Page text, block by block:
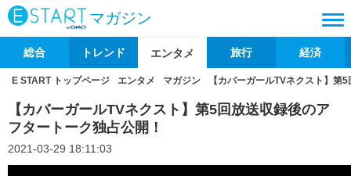
マガジン
総合 トレンド エンタメ 旅行 経済
E START トップページ エンタメ マガジン 【カバーガールTVネクスト】第
【カバーガールTVネクスト】第5回放送収録後のア
フタートーク独占公開！
2021-03-29 18:11:03